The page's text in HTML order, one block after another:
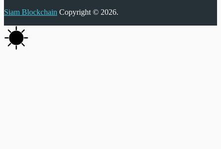
Siam Blockchain Copyright © 2026.